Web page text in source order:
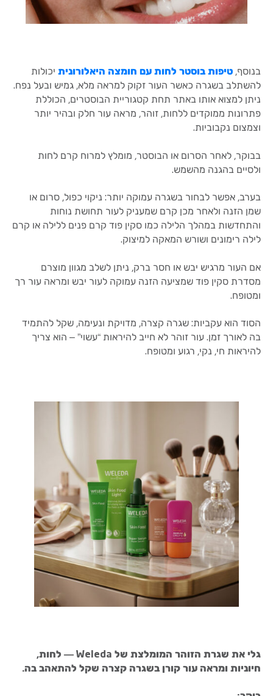
בנוסף, טיפות בוסטר לחות עם חומצה היאלורוניתיכולות
להשתלב בשגרה כאשר העור זקוק למראה מלא, גמיש ובעל נפח.
ניתן למצוא אותו באתר תחת קטגוריית הבוסטרים, הכוללת
פתרונות ממוקדים ללחות, זוהר, מראה עור חלק ובהיר יותר
וצמצום נקבוביות.
בבוקר, לאחר הסרום או הבוסטר, מומלץ למרוח קרם לחות
ולסיים בהגנה מהשמש.
בערב, אפשר לבחור בשגרה עמוקה יותר: ניקוי כפול, סרום או
שמן הזנה ולאחר מכן קרם שמעניק לעור תחושת נוחות
והתחדשות במהלך הלילה כמו סקין פוד קרם פנים ללילה או קרם
לילה רימונים ושורש המאקה למיצוק.
אם העור מרגיש יבש או חסר ברק, ניתן לשלב מגוון מוצרם
מסדרת סקין פוד שמציעה הזנה עמוקה לעור יבש ומראה עור רך
ומטופח.
הסוד הוא עקביות: שגרה קצרה, מדויקת ונעימה, שקל להתמיד
בה לאורך זמן. עור זוהר לא חייב להיראות “עשוי” – הוא צריך
להיראות חי, נקי, רגוע ומטופח.
גלי את שגרת הזוהר המומלצת של Weleda
— לחות,
חיוניות ומראה עור קורן בשגרה קצרה שקל להתאהב בה.